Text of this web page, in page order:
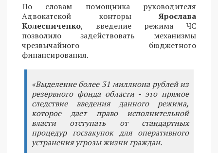
По словам помощника руководителя
Адвокатской конторыЯрослава
Колесниченко, введение режима ЧС
позволило задействовать механизмы
чрезвычайного бюджетного
финансирования.
«Выделение более 31 миллиона рублей из
резервного фонда области - это прямое
следствие введения данного режима,
которое дает право исполнительной
власти отступать от стандартных
процедур госзакупок для оперативного
устранения угрозы жизни граждан.